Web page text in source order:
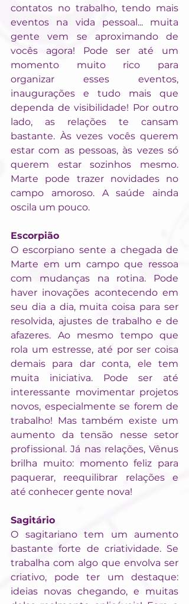
contatos no trabalho, tendo mais
eventos na vida pessoal... muita
gente vem se aproximando de
vocês agora! Pode ser até um
momento muito rico para
organizar esses eventos,
inaugurações e tudo mais que
dependa de visibilidade! Por outro
lado, as relações te cansam
bastante. Às vezes vocês querem
estar com as pessoas, às vezes só
querem estar sozinhos mesmo.
Marte pode trazer novidades no
campo amoroso. A saúde ainda
oscila um pouco.
Escorpião
O escorpiano sente a chegada de
Marte em um campo que ressoa
com mudanças na rotina. Pode
haver inovações acontecendo em
seu dia a dia, muita coisa para ser
resolvida, ajustes de trabalho e de
afazeres. Ao mesmo tempo que
rola um estresse, até por ser coisa
demais para dar conta, ele tem
muita iniciativa. Pode ser até
interessante movimentar projetos
novos, especialmente se forem de
trabalho! Mas também existe um
aumento da tensão nesse setor
profissional. Já nas relações, Vênus
brilha muito: momento feliz para
paquerar, reequilibrar relações e
até conhecer gente nova!
Sagitário
O sagitariano tem um aumento
bastante forte de criatividade. Se
trabalha com algo que envolva ser
criativo, pode ter um destaque:
ideias novas chegando, e muitas